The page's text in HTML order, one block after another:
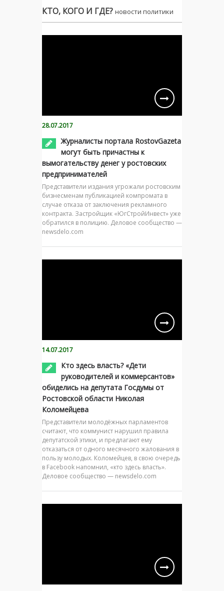
КТО, КОГО И ГДЕ? новости политики
28.07.2017
Журналисты портала RostovGazeta
могут быть причастны к
вымогательству денег у ростовских
предпринимателей
Представители издания угрожали ростовским
бизнесменам публикацией компромата в
случае отказа от заключения рекламного
контракта. Застройщик «ЮгСтройИнвест» уже
обратился в полицию. Деловое сообщество —
newsdelo.com
14.07.2017
Кто здесь власть? «Дети
руководителей и коммерсантов»
обиделись на депутата Госдумы от
Ростовской области Николая
Коломейцева
Представители молодёжных парламентов
считают, что коммунист нарушил правила
депутатской этики, и предлагают ему
отказаться от одного месячного жалования в
пользу молодых. Коломейцев, в свою очередь
в Facebook напомнил, «кто здесь власть».
Деловое сообщество — newsdelo.com